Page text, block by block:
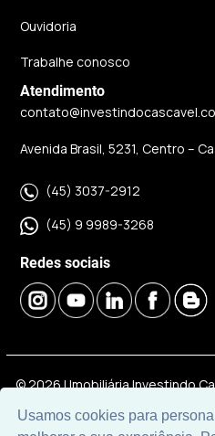
Usamos cookies para
Ouvidoria
Trabalhe conosco
Atendimento
Avenida Brasil, 5231, Centro –
(45) 3037-2912
(45) 9 9989-3268
Redes sociais
© 2026 | Imobiliária Investindo
Desenvolvido por
Universal